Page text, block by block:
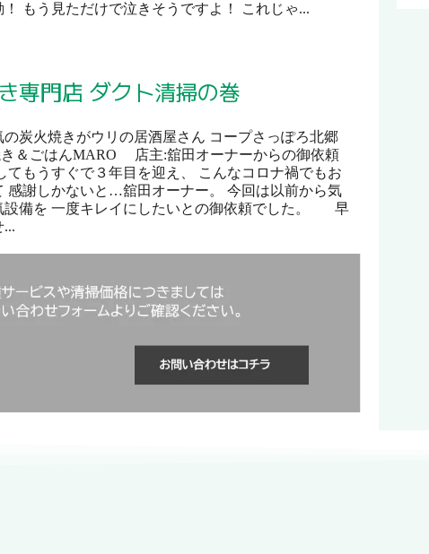
もう見ただけで泣きそうですよ！ これじゃ...
専門店 ダクト清掃の巻
炭火焼きがウリの居酒屋さん コープさっぽろ北郷
＆ごはんMARO 店主:舘田オーナーからの御依頼
てもうすぐで３年目を迎え、 こんなコロナ禍でもお
感謝しかないと…舘田オーナー。 今回は以前から気
設備を 一度キレイにしたいとの御依頼でした。 早
...